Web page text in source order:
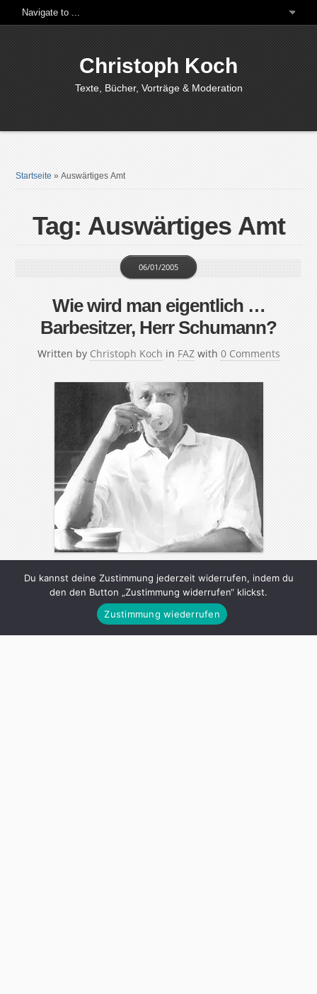
Christoph Koch
Texte, Bücher, Vorträge & Moderation
Startseite »Auswärtiges Amt
Tag: Auswärtiges Amt
Wie wird man eigentlich …
Barbesitzer, Herr Schumann?
Written by Christoph Koch
06/01/2005
in FAZ with 0 Comments
Charles Schumann, 62, führt in München seit über
zwanzig Jahren die bekannteste Bar Deutschlands – das
nach ihm benannte „Schumann’s“. In seiner knappen
Freizeit ist er als Model für Hugo Boss tätig, seine
Du kannst deine Zustimmung jederzeit widerrufen, indem du
den den Button „Zustimmung widerrufen“ klickst.
Zustimmung wiederrufen